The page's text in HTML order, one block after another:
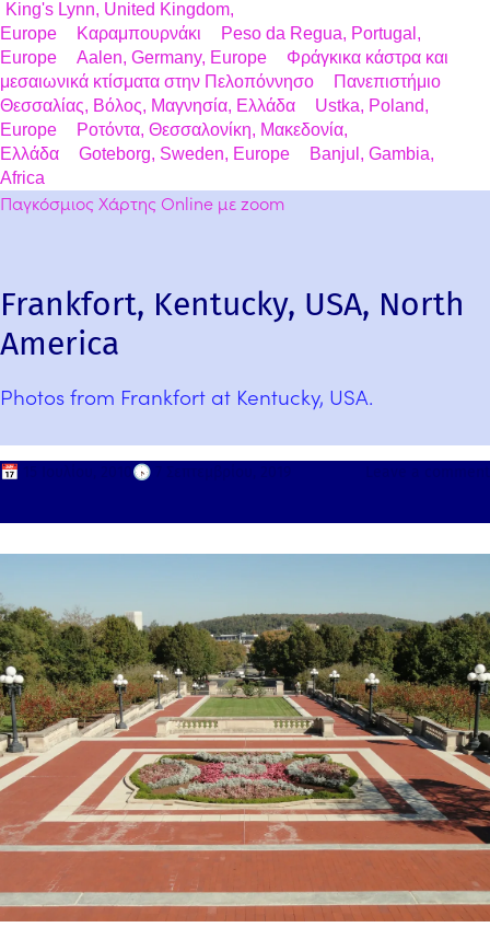
King's Lynn, United Kingdom,
Europe
Καραμπουρνάκι
Peso da Regua, Portugal,
Europe
Aalen, Germany, Europe
Φράγκικα κάστρα και
μεσαιωνικά κτίσματα στην Πελοπόννησο
Πανεπιστήμιο
Θεσσαλίας, Βόλος, Μαγνησία, Ελλάδα
Ustka, Poland,
Europe
Ροτόντα, Θεσσαλονίκη, Μακεδονία,
Ελλάδα
Goteborg, Sweden, Europe
Banjul, Gambia,
Africa
Παγκόσμιος Χάρτης Online με zoom
Frankfort, Kentucky, USA, North
America
Photos from Frankfort at Kentucky, USA.
📅 🕟